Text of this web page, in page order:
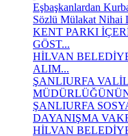
Eşbaşkanlardan
Sözlü Mülakat Nihai
KENT PARKI
GÖST...
HİLVAN
ALIM...
ŞANLIURFA
ŞANLIURFA
DAYANIŞMA
HİLVAN